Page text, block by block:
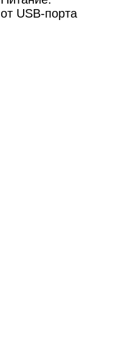
от USB-порта